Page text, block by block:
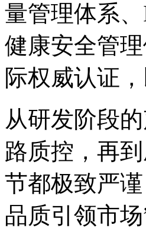
量管理体系
健康安全管
际权威认证
从研发阶段
路质控，再
节都极致严
品质引领市